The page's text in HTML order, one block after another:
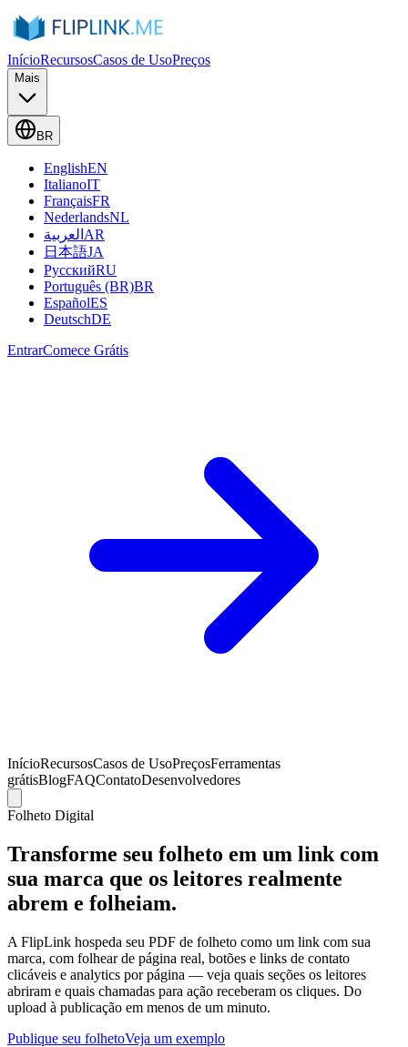
InícioRecursosCasos de UsoPreços
Mais
BR
EnglishEN
ItalianoIT
FrançaisFR
NederlandsNL
العربية AR
日本語JA
РусскийRU
Português (BR)BR
EspañolES
DeutschDE
EntrarComece Grátis
InícioRecursosCasos de UsoPreçosFerramentas
grátisBlogFAQContatoDesenvolvedores
Folheto Digital
Transforme seu folheto em um link com
sua marca que os leitores realmente
abrem e folheiam.
A FlipLink hospeda seu PDF de folheto como um link com sua
marca, com folhear de página real, botões e links de contato
clicáveis e analytics por página — veja quais seções os leitores
abriram e quais chamadas para ação receberam os cliques. Do
upload à publicação em menos de um minuto.
Publique seu folhetoVeja um exemplo